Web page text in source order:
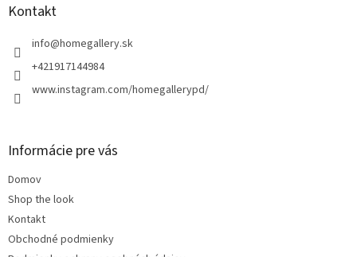
Kontakt
info@homegallery.sk
+421917144984
www.instagram.com/homegallerypd/
Informácie pre vás
Domov
Shop the look
Kontakt
Obchodné podmienky